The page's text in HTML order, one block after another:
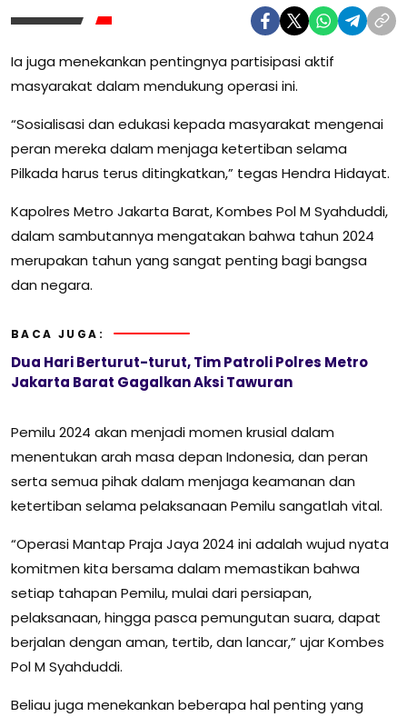
Ia juga menekankan pentingnya partisipasi aktif
masyarakat dalam mendukung operasi ini.
“Sosialisasi dan edukasi kepada masyarakat mengenai
peran mereka dalam menjaga ketertiban selama
Pilkada harus terus ditingkatkan,” tegas Hendra Hidayat.
Kapolres Metro Jakarta Barat, Kombes Pol M Syahduddi,
dalam sambutannya mengatakan bahwa tahun 2024
merupakan tahun yang sangat penting bagi bangsa
dan negara.
BACA JUGA:
Dua Hari Berturut-turut, Tim Patroli Polres Metro
Jakarta Barat Gagalkan Aksi Tawuran
Pemilu 2024 akan menjadi momen krusial dalam
menentukan arah masa depan Indonesia, dan peran
serta semua pihak dalam menjaga keamanan dan
ketertiban selama pelaksanaan Pemilu sangatlah vital.
“Operasi Mantap Praja Jaya 2024 ini adalah wujud nyata
komitmen kita bersama dalam memastikan bahwa
setiap tahapan Pemilu, mulai dari persiapan,
pelaksanaan, hingga pasca pemungutan suara, dapat
berjalan dengan aman, tertib, dan lancar,” ujar Kombes
Pol M Syahduddi.
Beliau juga menekankan beberapa hal penting yang